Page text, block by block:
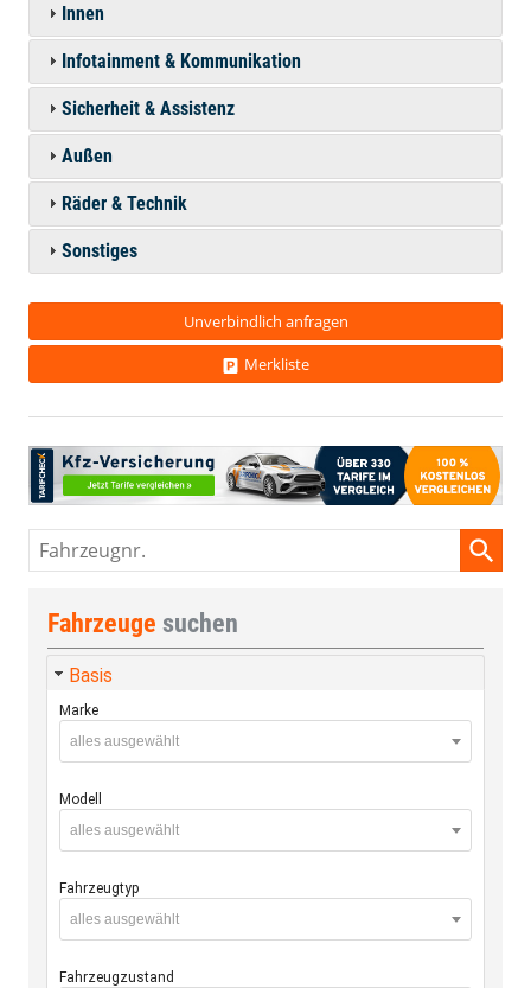
Innen
Infotainment & Kommunikation
Sicherheit & Assistenz
Außen
Räder & Technik
Sonstiges
Unverbindlich anfragen
Merkliste
Fahrzeugnr.
Fahrzeuge suchen
Basis
Marke
alles ausgewählt
Modell
alles ausgewählt
Fahrzeugtyp
alles ausgewählt
Fahrzeugzustand